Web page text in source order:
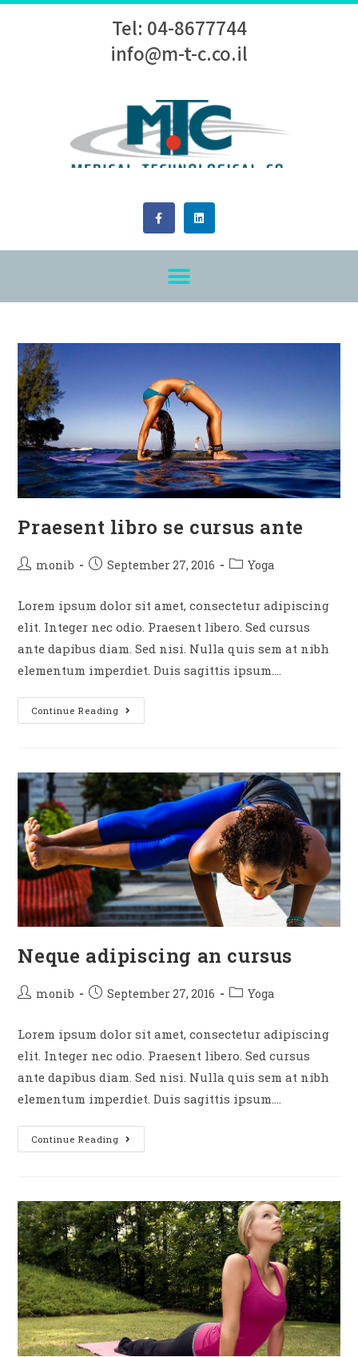
Tel: 04-8677744
info@m-t-c.co.il
Praesent libro se cursus ante
monib September 27, 2016 Yoga
Lorem ipsum dolor sit amet, consectetur adipiscing
elit. Integer nec odio. Praesent libero. Sed cursus
ante dapibus diam. Sed nisi. Nulla quis sem at nibh
elementum imperdiet. Duis sagittis ipsum.…
Continue Reading
Neque adipiscing an cursus
monib September 27, 2016 Yoga
Lorem ipsum dolor sit amet, consectetur adipiscing
elit. Integer nec odio. Praesent libero. Sed cursus
ante dapibus diam. Sed nisi. Nulla quis sem at nibh
elementum imperdiet. Duis sagittis ipsum.…
Continue Reading